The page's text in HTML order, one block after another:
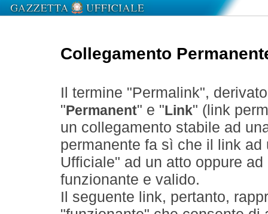
Collegamento
Il termine "Permalink",
" Permanent" e " Link" (link
un collegamento stabile ad
permanente fa sì che il link
Ufficiale" ad un atto oppure
funzionante e valido.
Il seguente link, pertanto,